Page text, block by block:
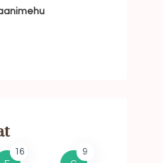
16 9